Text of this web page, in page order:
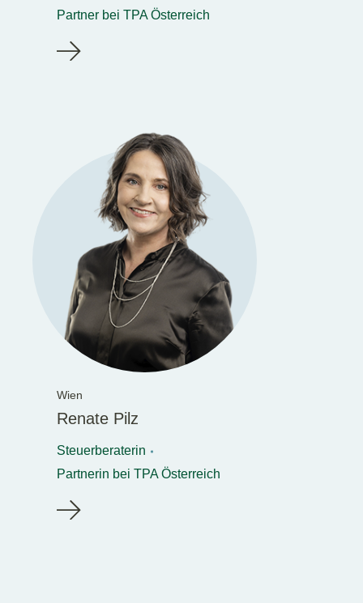
Partner bei TPA Österreich
Wien
Renate Pilz
Steuerberaterin
Partnerin bei TPA Österreich